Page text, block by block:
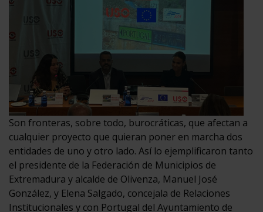
Son fronteras, sobre todo, burocráticas, que afectan a
cualquier proyecto que quieran poner en marcha dos
entidades de uno y otro lado. Así lo ejemplificaron tanto
el presidente de la Federación de Municipios de
Extremadura y alcalde de Olivenza, Manuel José
González, y Elena Salgado, concejala de Relaciones
Institucionales y con Portugal del Ayuntamiento de